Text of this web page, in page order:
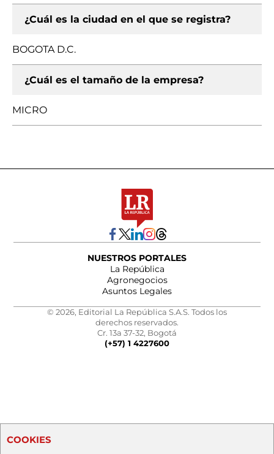
¿Cuál es la ciudad en el que se registra?
BOGOTA D.C.
¿Cuál es el tamaño de la empresa?
MICRO
NUESTROS PORTALES
La República
Agronegocios
Asuntos Legales
© 2026, Editorial La República S.A.S. Todos los
derechos reservados.
Cr. 13a 37-32, Bogotá
(+57) 1 4227600
COOKIES